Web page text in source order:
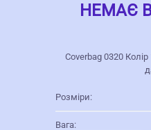
НЕМАЄ
Coverbag 0320
Розміри:
Вага: